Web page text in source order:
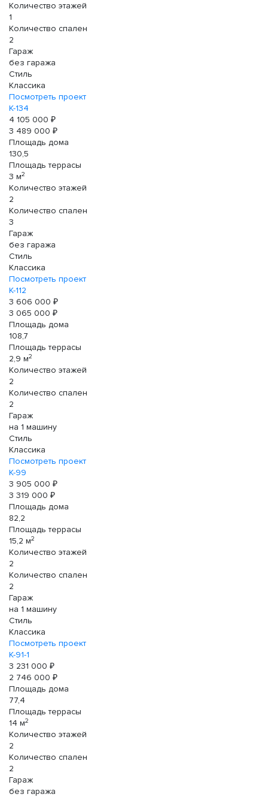
Количество этажей
1
Количество спален
2
Гараж
без гаража
Стиль
Классика
Посмотреть проект
К-134
4 105 000 ₽
3 489 000 ₽
Площадь дома
130,5
Площадь террасы
3 м2
Количество этажей
2
Количество спален
3
Гараж
без гаража
Стиль
Классика
Посмотреть проект
К-112
3 606 000 ₽
3 065 000 ₽
Площадь дома
108,7
Площадь террасы
2,9 м2
Количество этажей
2
Количество спален
2
Гараж
на 1 машину
Стиль
Классика
Посмотреть проект
К-99
3 905 000 ₽
3 319 000 ₽
Площадь дома
82,2
Площадь террасы
15,2 м2
Количество этажей
2
Количество спален
2
Гараж
на 1 машину
Стиль
Классика
Посмотреть проект
К-91-1
3 231 000 ₽
2 746 000 ₽
Площадь дома
77,4
Площадь террасы
14 м2
Количество этажей
2
Количество спален
2
Гараж
без гаража